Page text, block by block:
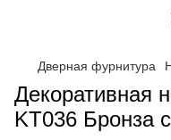
Дверная фурнитура
Декоративная
KT036 Бронза